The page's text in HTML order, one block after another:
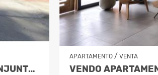
VENTA APTO EN COLINA CAMPESTRE, CONJUNTO MODERNO VERAMONTE LIVING
APARTAMENTO / VENTA